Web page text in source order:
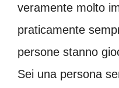
veramente molto
praticamente
persone stanno
Sei una persona